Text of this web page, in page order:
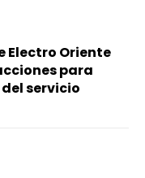
Electro Oriente
para
servicio